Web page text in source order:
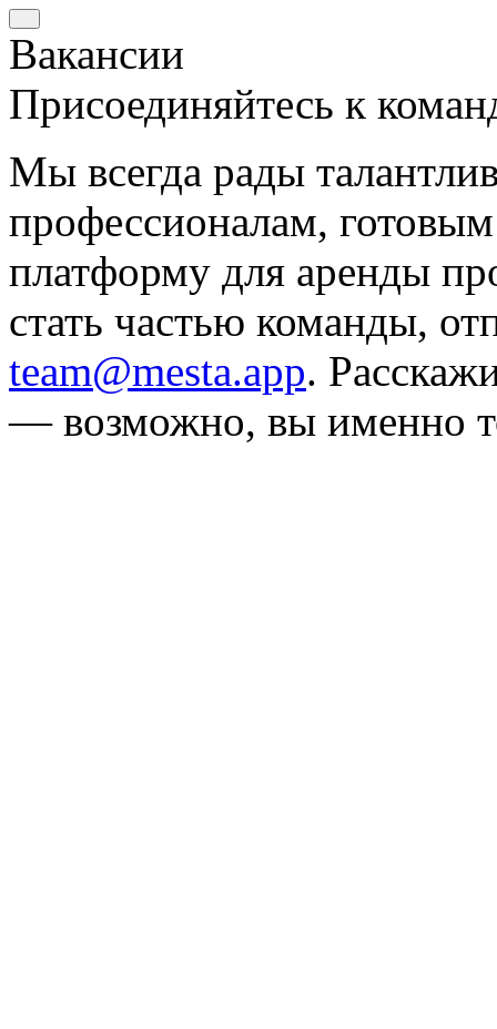
Вакансии
Присоединяйтесь к
Мы всегда рады
профессионалам,
платформу для аренды
стать частью команды,
team@mesta.app.
— возможно, вы именно